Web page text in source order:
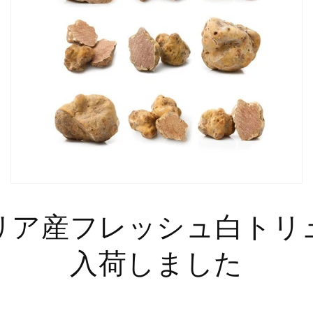
ア産フレッシュ白トリ
入荷しました